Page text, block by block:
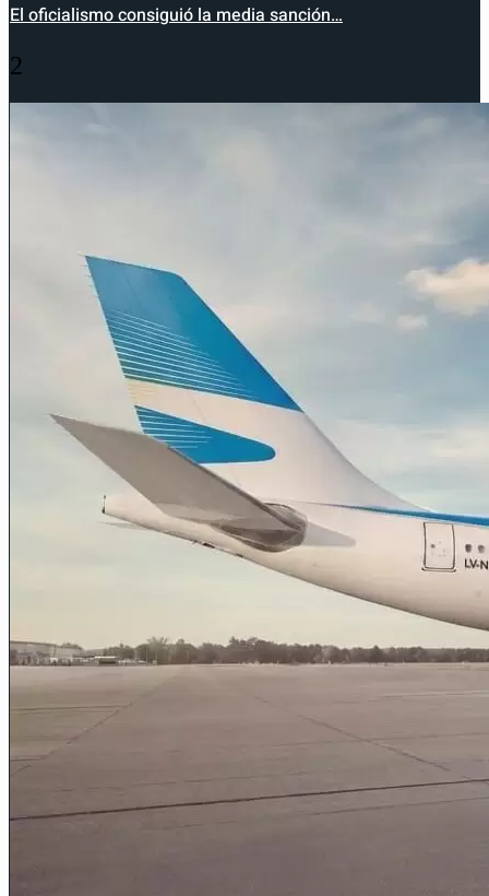
El oficialismo consiguió la media sanción…
2